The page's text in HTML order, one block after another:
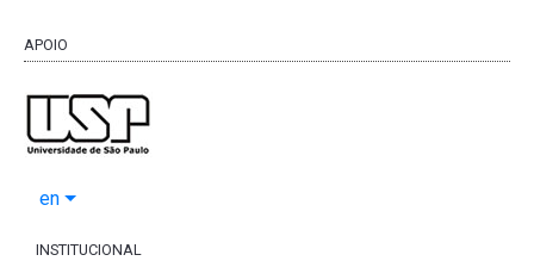
APOIO
en
INSTITUCIONAL